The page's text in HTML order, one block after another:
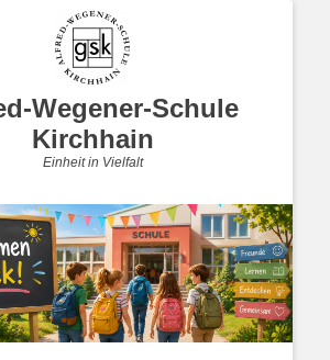
Wegener-Schule
Kirchhain
Einheit in Vielfalt